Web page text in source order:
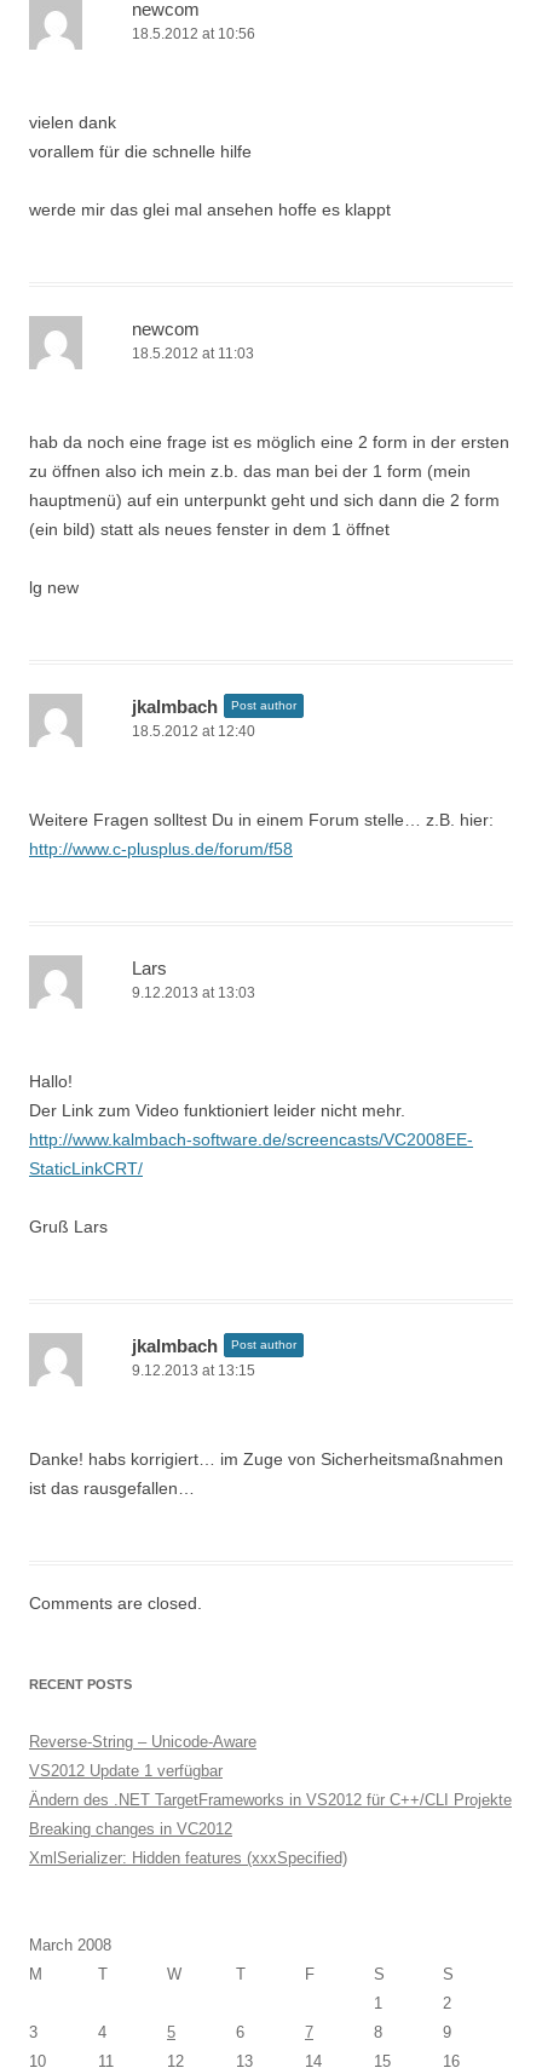
newcom
18.5.2012 at 10:56
vielen dank
vorallem für die schnelle hilfe
werde mir das glei mal ansehen hoffe es klappt
newcom
18.5.2012 at 11:03
hab da noch eine frage ist es möglich eine 2 form in der ersten
zu öffnen also ich mein z.b. das man bei der 1 form (mein
hauptmenü) auf ein unterpunkt geht und sich dann die 2 form
(ein bild) statt als neues fenster in dem 1 öffnet
lg new
jkalmbach Post author
18.5.2012 at 12:40
Weitere Fragen solltest Du in einem Forum stelle… z.B. hier:
http://www.c-plusplus.de/forum/f58
Lars
9.12.2013 at 13:03
Hallo!
Der Link zum Video funktioniert leider nicht mehr.
http://www.kalmbach-software.de/screencasts/VC2008EE-
StaticLinkCRT/
Gruß Lars
jkalmbach Post author
9.12.2013 at 13:15
Danke! habs korrigiert… im Zuge von Sicherheitsmaßnahmen
ist das rausgefallen…
Comments are closed.
RECENT POSTS
Reverse-String – Unicode-Aware
VS2012 Update 1 verfügbar
Ändern des .NET TargetFrameworks in VS2012 für C++/CLI Projekte
Breaking changes in VC2012
XmlSerializer: Hidden features (xxxSpecified)
March 2008
M
T W T F S
S
1
2
3
4 5 6 7 8
9
10
11 12 13 14 15
16